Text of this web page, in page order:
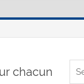
chacun